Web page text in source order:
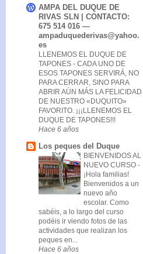
AMPA DEL DUQUE DE
RIVAS SLN | CONTACTO:
675 514 016 —
ampaduquederivas@yahoo.
es
LLENEMOS EL DUQUE DE
TAPONES - CADA UNO DE
ESOS TAPONES SERVIRÁ, NO
PARA CERRAR, SINO PARA
ABRIR AÚN MÁS LA FELICIDAD
DE NUESTRO «DUQUITO»
FAVORITO. ¡¡¡LLENEMOS EL
DUQUE DE TAPONES!!!
Hace 6 años
Los peques del Duque
BIENVENIDOS AL
NUEVO CURSO -
¡Hola familias!
Bienvenidos a un
nuevo año
escolar. Como
sabéis, a lo largo del curso
podéis ir viendo fotos de las
actividades que realizan los
peques en...
Hace 6 años